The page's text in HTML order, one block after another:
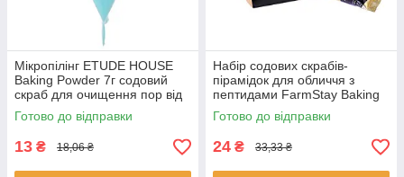
Мікропілінг ETUDE HOUSE
Baking Powder 7г содовий
скраб для очищення пор від
чорних цяток Етюд Хаус
Готово до відправки
13 ₴ 18,06 ₴
Набір содових скрабів-
пірамідок для обличчя з
пептидами FarmStay Baking
Powder Pore Scrub 9 Peptide
25шт * 7 г
Готово до відправки
24 ₴ 33,33 ₴